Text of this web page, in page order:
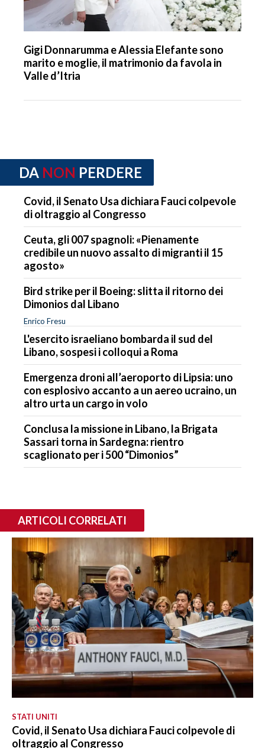
Gigi Donnarumma e Alessia Elefante sono
marito e moglie, il matrimonio da favola in
Valle d’Itria
DA NON PERDERE
Covid, il Senato Usa dichiara Fauci colpevole
di oltraggio al Congresso
Ceuta, gli 007 spagnoli: «Pienamente
credibile un nuovo assalto di migranti il 15
agosto»
Bird strike per il Boeing: slitta il ritorno dei
Dimonios dal Libano
Enrico Fresu
L'esercito israeliano bombarda il sud del
Libano, sospesi i colloqui a Roma
Emergenza droni all’aeroporto di Lipsia: uno
con esplosivo accanto a un aereo ucraino, un
altro urta un cargo in volo
Conclusa la missione in Libano, la Brigata
Sassari torna in Sardegna: rientro
scaglionato per i 500 “Dimonios”
ARTICOLI CORRELATI
STATI UNITI
Covid, il Senato Usa dichiara Fauci colpevole di
oltraggio al Congresso